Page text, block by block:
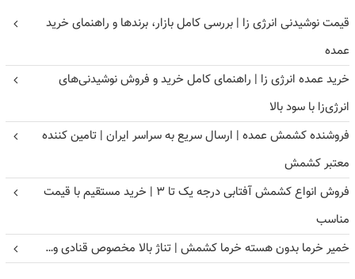
قیمت نوشیدنی انرژی زا | بررسی کامل بازار، برندها و راهنمای خرید
عمده
خرید عمده انرژی زا | راهنمای کامل خرید و فروش نوشیدنی‌های
انرژی‌زا با سود بالا
فروشنده کشمش عمده | ارسال سریع به سراسر ایران | تامین کننده
معتبر کشمش
فروش انواع کشمش آفتابی درجه یک تا ۳ | خرید مستقیم با قیمت
مناسب
خمیر خرما بدون هسته خرما کشمش | تناژ بالا مخصوص قنادی و…